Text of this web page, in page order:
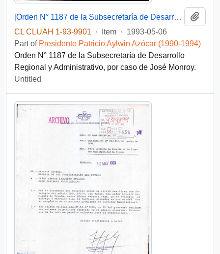
[Orden N° 1187 de la Subsecretaría de Desarrollo Regional y Administrativo]
CL CLUAH 1-93-9901
· Item · 1993-05-06
Part of Presidente Patricio Aylwin Azócar (1990-1994)
Orden N° 1187 de la Subsecretaría de Desarrollo
Regional y Administrativo, por caso de José Monroy.
Untitled